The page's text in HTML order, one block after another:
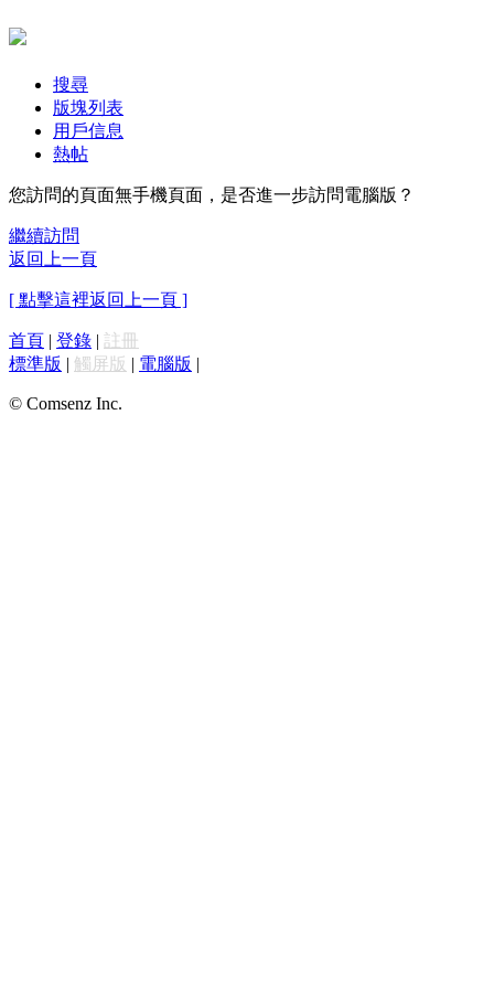
搜尋
版塊列表
用戶信息
熱帖
您訪問的頁面無手機頁面，是否進一步訪問電腦版？
繼續訪問
返回上一頁
[ 點擊這裡返回上一頁 ]
首頁 | 登錄 | 註冊
標準版 | 觸屏版 | 電腦版 |
© Comsenz Inc.